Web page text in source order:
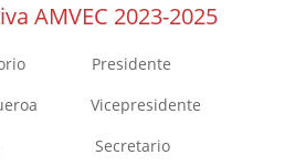
AMVEC 2023-2025
Presidente
Vicepresidente
Secretario